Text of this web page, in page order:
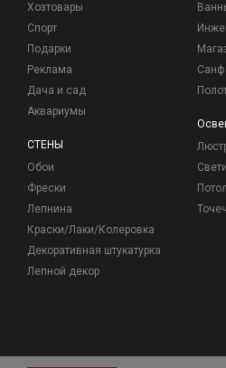
Хозтовары
Спорт
Подарки
Реклама
Дача и сад
Аквариумы
СТЕНЫ
Обои
Фрески
Лепнина
Краски/Лаки/Колеровка
Декоративная штукатурка
Лепной декор